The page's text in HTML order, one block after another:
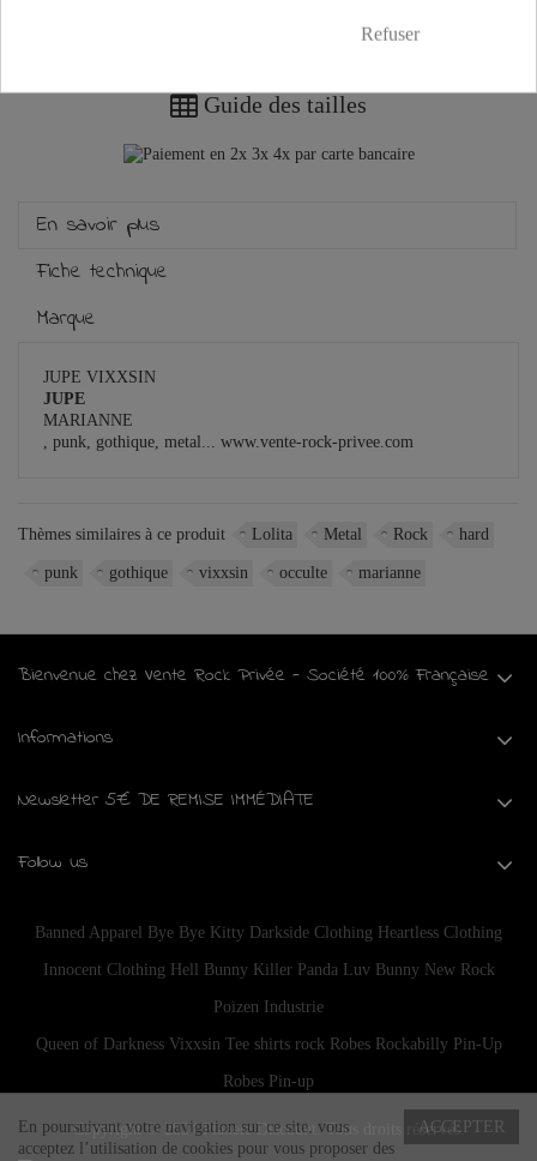
et la livraison est offerte !
Guide des tailles
En savoir plus
Fiche technique
Marque
JUPE VIXXSIN
JUPE
MARIANNE
, punk, gothique, metal... www.vente-rock-privee.com
Thèmes similaires à ce produit Lolita Metal Rock hard
punk gothique vixxsin occulte marianne
Bienvenue chez Vente Rock Privée - Société 100% Française
Informations
Newsletter 5€ DE REMISE IMMÉDIATE
Follow us
Banned Apparel Bye Bye Kitty Darkside Clothing Heartless Clothing
Innocent Clothing Hell Bunny Killer Panda Luv Bunny New Rock
Poizen Industrie
Queen of Darkness Vixxsin Tee shirts rock Robes Rockabilly Pin-Up
Robes Pin-up
Copyright © 2024Planete Discount . Tous droits réservés.ACCEPTER
En poursuivant votre navigation sur ce site, vous
acceptez l’utilisation de cookies pour vous proposer des
Refuser